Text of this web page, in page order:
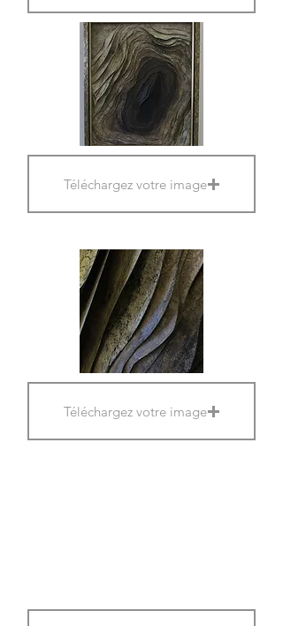
Téléchargez votre image
Téléchargez votre image